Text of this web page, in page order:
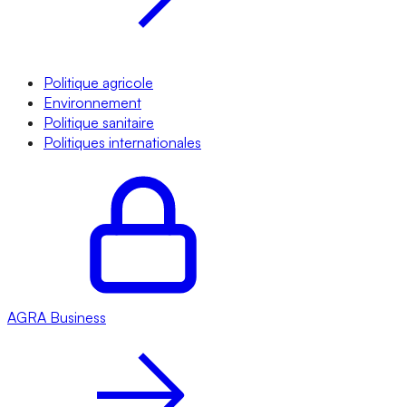
Politique agricole
Environnement
Politique sanitaire
Politiques internationales
AGRA Business